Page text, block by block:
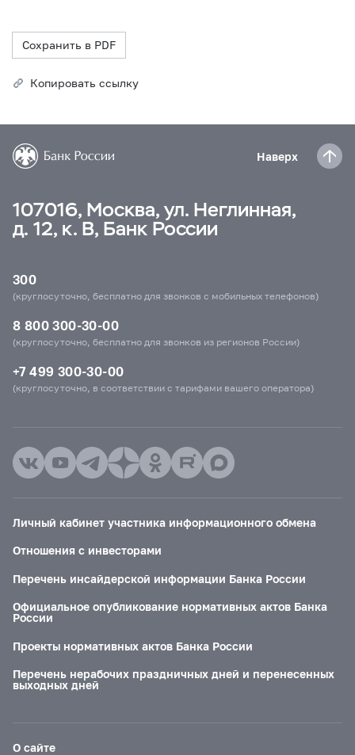
Сохранить в PDF
Копировать ссылку
Наверх
107016, Москва, ул. Неглинная,
д. 12, к. В, Банк России
300
(круглосуточно, бесплатно для звонков с мобильных телефонов)
8 800 300-30-00
(круглосуточно, бесплатно для звонков из регионов России)
+7 499 300-30-00
(круглосуточно, в соответствии с тарифами вашего оператора)
Личный кабинет участника информационного обмена
Отношения с инвесторами
Перечень инсайдерской информации Банка России
Официальное опубликование нормативных актов Банка
России
Проекты нормативных актов Банка России
Перечень нерабочих праздничных дней и перенесенных
выходных дней
О сайте